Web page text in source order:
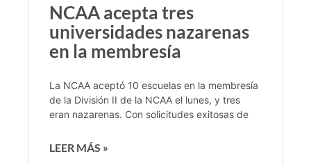
NCAA acepta tres
universidades nazarenas
en la membresía
La NCAA aceptó 10 escuelas en la membresía
de la División II de la NCAA el lunes, y tres
eran nazarenas. Con solicitudes exitosas de
LEER MÁS »